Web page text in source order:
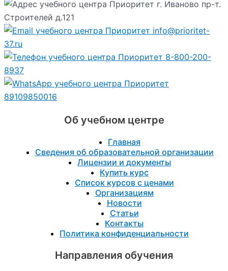
г. Иваново пр-т.
Строителей д.121
info@prioritet-
37.ru
8-800-200-
8937
89109850016
Об учебном центре
Главная
Сведения об образовательной организации
Лицензии и документы
Купить курс
Список курсов с ценами
Организациям
Новости
Статьи
Контакты
Политика конфиденциальности
Направления обучения